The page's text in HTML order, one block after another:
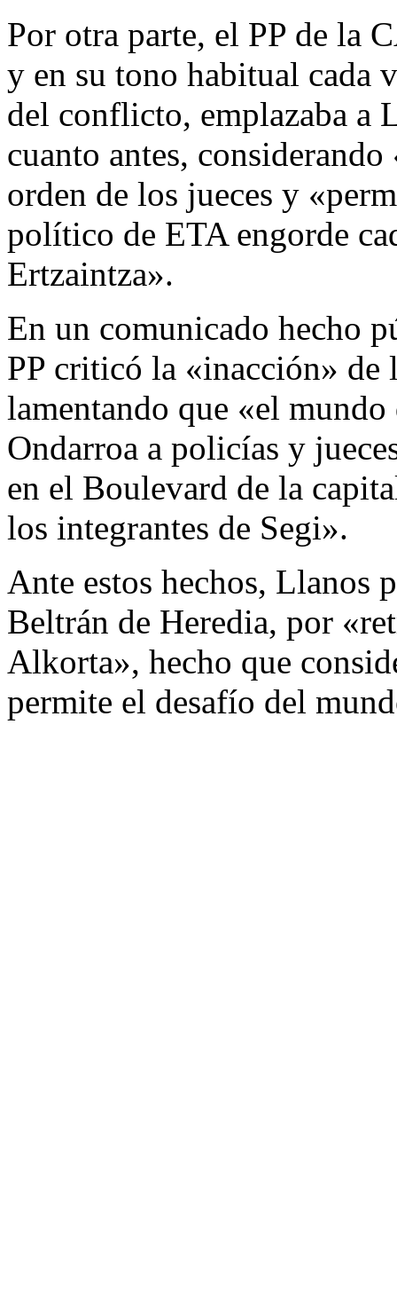
Por otra parte, el PP de la
y en su tono habitual cada
del conflicto, emplazaba a
cuanto antes,
orden de los jueces y
político de ETA engorde
Ertzaintza».
En un comunicado hecho
PP criticó la «inacción» de
lamentando que «el
Ondarroa a policías y
en el Boulevard de la
los integrantes de Segi».
Ante estos hechos, Llanos
Beltrán de Heredia, por
Alkorta», hecho que
permite el desafío del